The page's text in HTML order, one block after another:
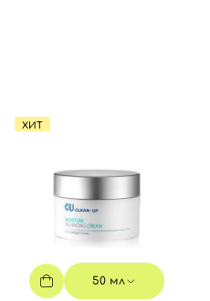
ХИТ
50 мл
соглашения